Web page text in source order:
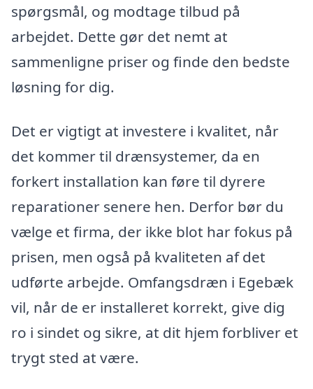
spørgsmål, og modtage tilbud på
arbejdet. Dette gør det nemt at
sammenligne priser og finde den bedste
løsning for dig.
Det er vigtigt at investere i kvalitet, når
det kommer til drænsystemer, da en
forkert installation kan føre til dyrere
reparationer senere hen. Derfor bør du
vælge et firma, der ikke blot har fokus på
prisen, men også på kvaliteten af det
udførte arbejde. Omfangsdræn i Egebæk
vil, når de er installeret korrekt, give dig
ro i sindet og sikre, at dit hjem forbliver et
trygt sted at være.